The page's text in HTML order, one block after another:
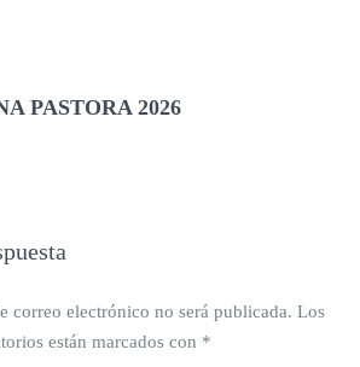
PASTORA 2026
correo electrónico no será publicada. Los
están marcados con *